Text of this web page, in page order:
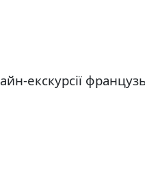
екскурсії